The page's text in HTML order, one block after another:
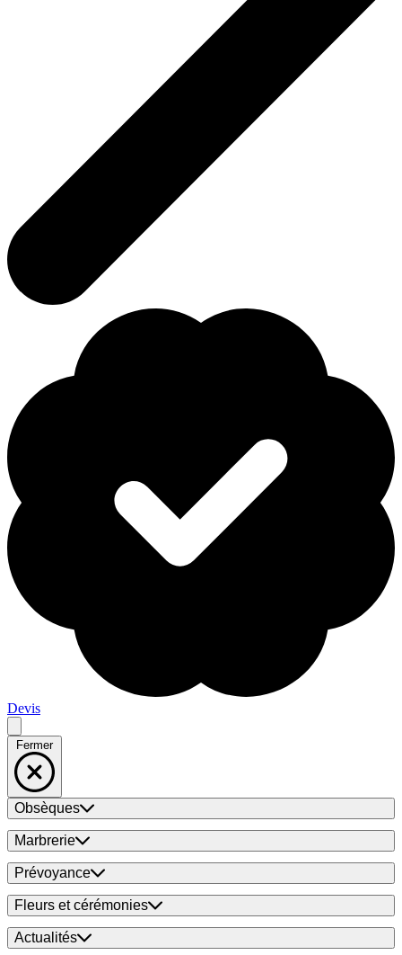
Devis
Fermer
Obsèques
Marbrerie
Prévoyance
Fleurs et cérémonies
Actualités